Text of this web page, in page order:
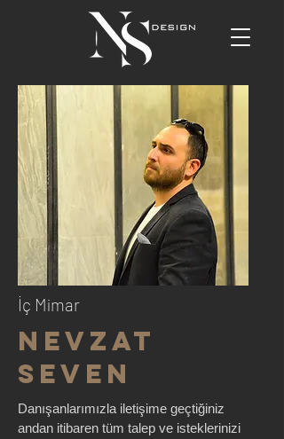
NEVZAT
SEVEN
Danışanlarımızla iletişime geçtiğiniz
andan itibaren tüm talep ve isteklerinizi
İç Mimar